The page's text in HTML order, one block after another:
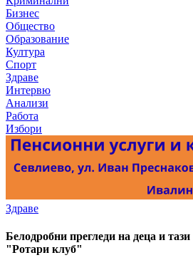
Бизнес
Общество
Образование
Култура
Спорт
Здраве
Интервю
Анализи
Работа
Избори
Здраве
Белодробни прегледи на деца и
"Ротари клуб"